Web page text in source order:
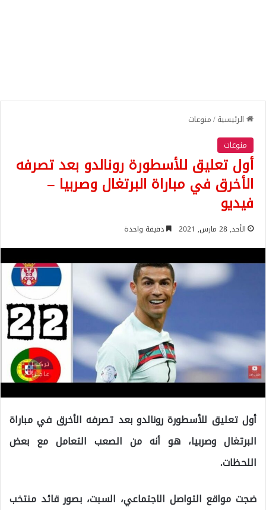
الرئيسية/منوعات
منوعات
أول تعليق للأسطورة رونالدو بعد تصرفه
الأخرق في مباراة البرتغال وصربيا –
فيديو
الأحد, 28 مارس, 2021 دقيقة واحدة
أول تعليق للأسطورة رونالدو بعد تصرفه الأخرق في مباراة
البرتغال وصربيا، هو أنه من الصعب التعامل مع بعض
اللحظات.
ضجت مواقع التواصل الاجتماعي، السبت، بصور قائد منتخب